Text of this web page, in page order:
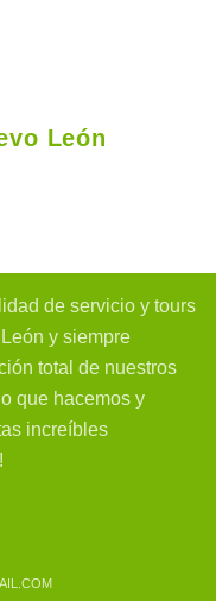
León
de servicio y tours
y siempre
total de nuestros
que hacemos y
increíbles